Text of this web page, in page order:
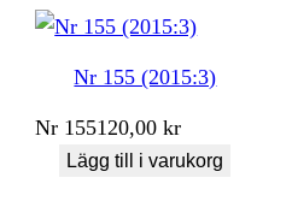
Nr 155 (2015:3)
Nr 155120,00kr
Lägg till i varukorg